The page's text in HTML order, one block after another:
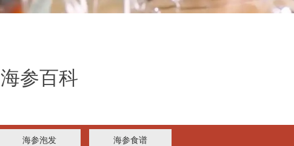
海参百科
海参泡发 海参食谱